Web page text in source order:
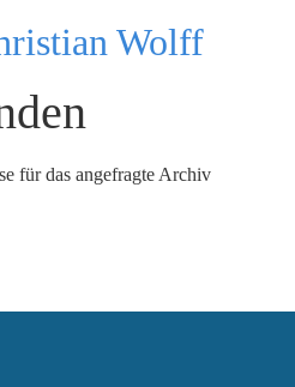
Wolff
für das angefragte Archiv